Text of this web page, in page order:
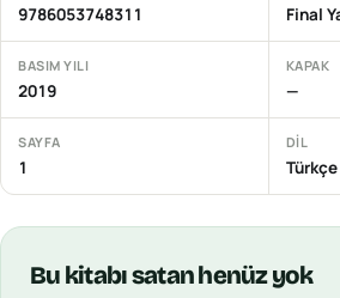
9786053748311 Final
BASIM YILI
2019
KAPAK
—
SAYFA
1
DIL
Türkçe
Bu kitabısatan henüz yok